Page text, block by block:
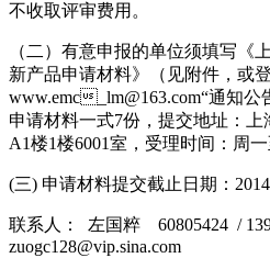
不收取评审费用。
（二）有意申报的单位须填写《
新产品申请材料》（见附件，或
www.emc_lm@163.com“通知公
申请材料一式7份，提交地址：
A1楼1楼6001室，受理时间：周
(三) 申请材料提交截止日期：2014
联系人： 左国粹 60805424 /
zuogc128@vip.sina.com